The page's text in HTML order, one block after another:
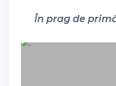
În prag de